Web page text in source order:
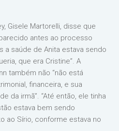
Gisele Martorelli, disse que
antes ao processo
a saúde de Anita estava sendo
que era Cristine”. A
também não “não está
financeira, e sua
da irmã”. “Até então, ele tinha
estava bem sendo
ao Sírio, conforme estava no